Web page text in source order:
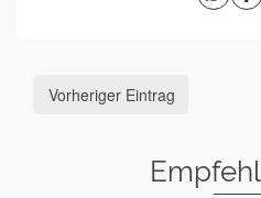
Vorheriger Eintrag